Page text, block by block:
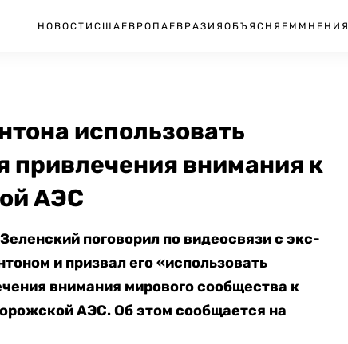
НОВОСТИ США ЕВРОПА ЕВРАЗИЯ ОБЪЯСНЯЕМ МНЕНИЯ
использовать
привлечения внимания к
АЭС
поговорил по видеосвязи с экс-
и призвал его «использовать
внимания мирового сообщества к
АЭС. Об этом сообщается на